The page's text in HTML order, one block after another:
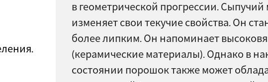
в геометрической прогрессии. Сыпучий
изменяет свои текучие свойства. Он
более липким. Он напоминает
(керамические материалы). Однако в
состоянии порошок также может